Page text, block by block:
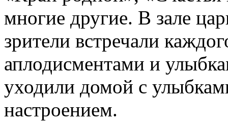
многие другие. В зале
зрители встречали
аплодисментами и
уходили домой с
настроением.